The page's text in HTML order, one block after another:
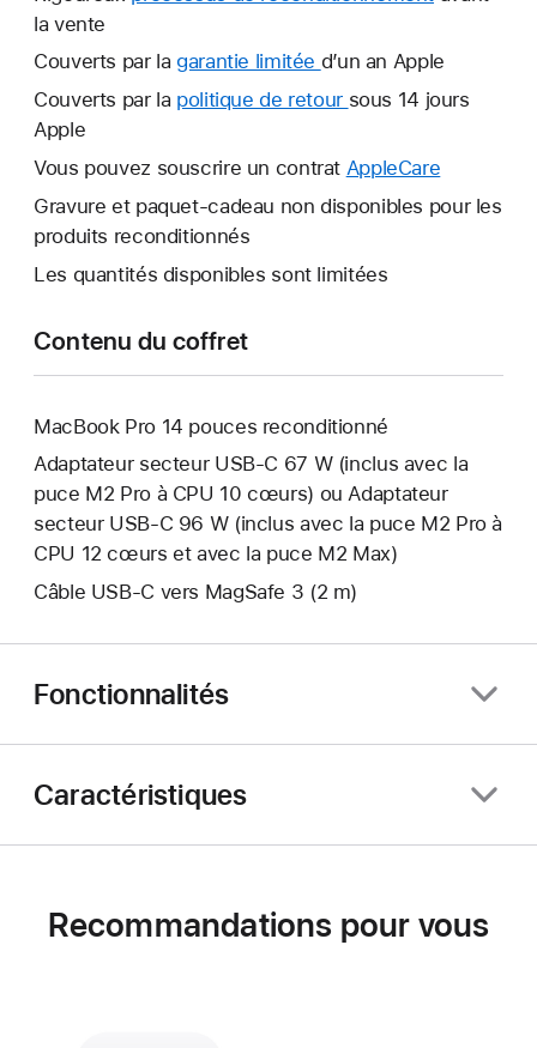
la vente
Couverts par la garantie limitée Une
nouvelle
d’un an Apple
Couverts par la politique de retour Une
fenêtre
sous 14 jours
Apple
Vous pouvez souscrire un contrat AppleCare
nouvelle
Gravure et paquet-cadeau non disponibles pour les
produits reconditionnés
Les quantités disponibles sont limitées
Contenu du coffret
MacBook Pro 14 pouces reconditionné
Adaptateur secteur USB‑C 67 W (inclus avec la
puce M2 Pro à CPU 10 cœurs) ou Adaptateur
secteur USB‑C 96 W (inclus avec la puce M2 Pro à
CPU 12 cœurs et avec la puce M2 Max)
Câble USB-C vers MagSafe 3 (2 m)
Fonctionnalités
Caractéristiques
Recommandations pour vous